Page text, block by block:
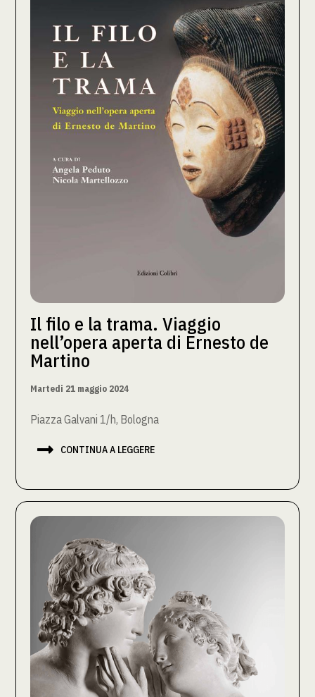
Il filo e la trama. Viaggio
nell’opera aperta di Ernesto de
Martino
Martedi 21 maggio 2024
Piazza Galvani 1/h, Bologna
 CONTINUA A LEGGERE